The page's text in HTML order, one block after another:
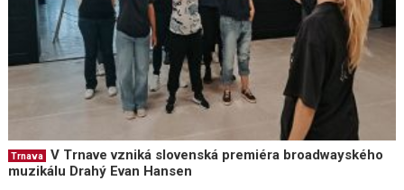
Trnava
V Trnave vzniká slovenská premiéra broadwayského
muzikálu Drahý Evan Hansen